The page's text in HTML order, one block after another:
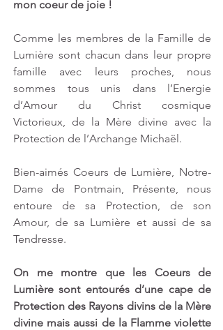
mon coeur de joie !
Comme les membres de la Famille de
Lumière sont chacun dans leur propre
famille avec leurs proches, nous
sommes tous unis dans l’Energie
d’Amour du Christ cosmique
Victorieux, de la Mère divine avec la
Protection de l’Archange Michaël.
Bien-aimés Coeurs de Lumière, Notre-
Dame de Pontmain, Présente, nous
entoure de sa Protection, de son
Amour, de sa Lumière et aussi de sa
Tendresse.
On me montre que les Coeurs de
Lumière sont entourés d’une cape de
Protection des Rayons divins de la Mère
divine mais aussi de la Flamme violette